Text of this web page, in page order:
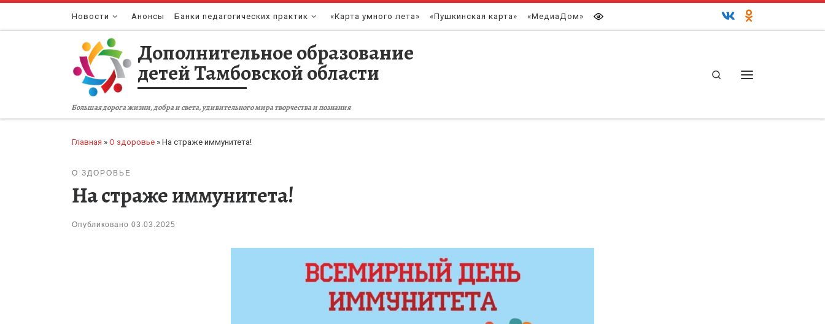
Перейти к содержимому
Новости Анонсы Банки педагогических практик «Карта умного лета» «Пушкинская карта» «МедиаДом»
Дополнительное образование
детей Тамбовской области
Большая дорога жизни, добра и света, удивительного мира творчества и познания
Search
Главная » О здоровье » На страже иммунитета!
О ЗДОРОВЬЕ
На страже иммунитета!
Опубликовано 03.03.2025